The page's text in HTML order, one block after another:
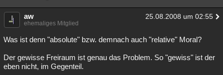
aw 25.08.2008 um 02:55
ehemaliges Mitglied
Was ist denn "absolute" bzw. demnach auch "relative" Moral?
Der gewisse Freiraum ist genau das Problem. So "gewiss" ist der
eben nicht, im Gegenteil.